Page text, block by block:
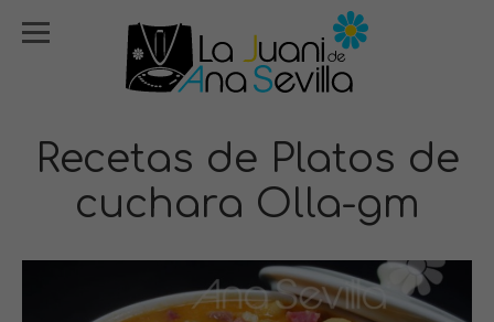
Recetas de Platos de
cuchara Olla-gm